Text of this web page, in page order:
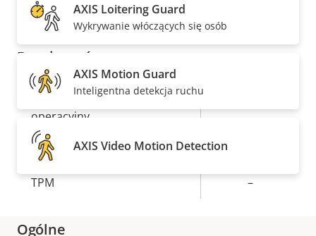
Opis
nieruchomości
Wartość
nieruchomości
Klasa PoE
Bezpieczeństwo
Opis
nieruchomości
Wartość
nieruchomości
Podpisany system
operacyjny
Bezpieczne uruchamianie
TPM –
Ogólne
AXIS Loitering Guard
Wykrywanie włóczących się osób
AXIS Motion Guard
Inteligentna detekcja ruchu
AXIS Video Motion Detection